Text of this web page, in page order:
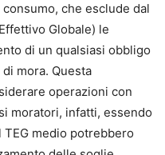
che esclude dal
Globale) le
di un qualsiasi obbligo
mora. Questa
operazioni con
moratori, infatti, essendo
medio potrebbero